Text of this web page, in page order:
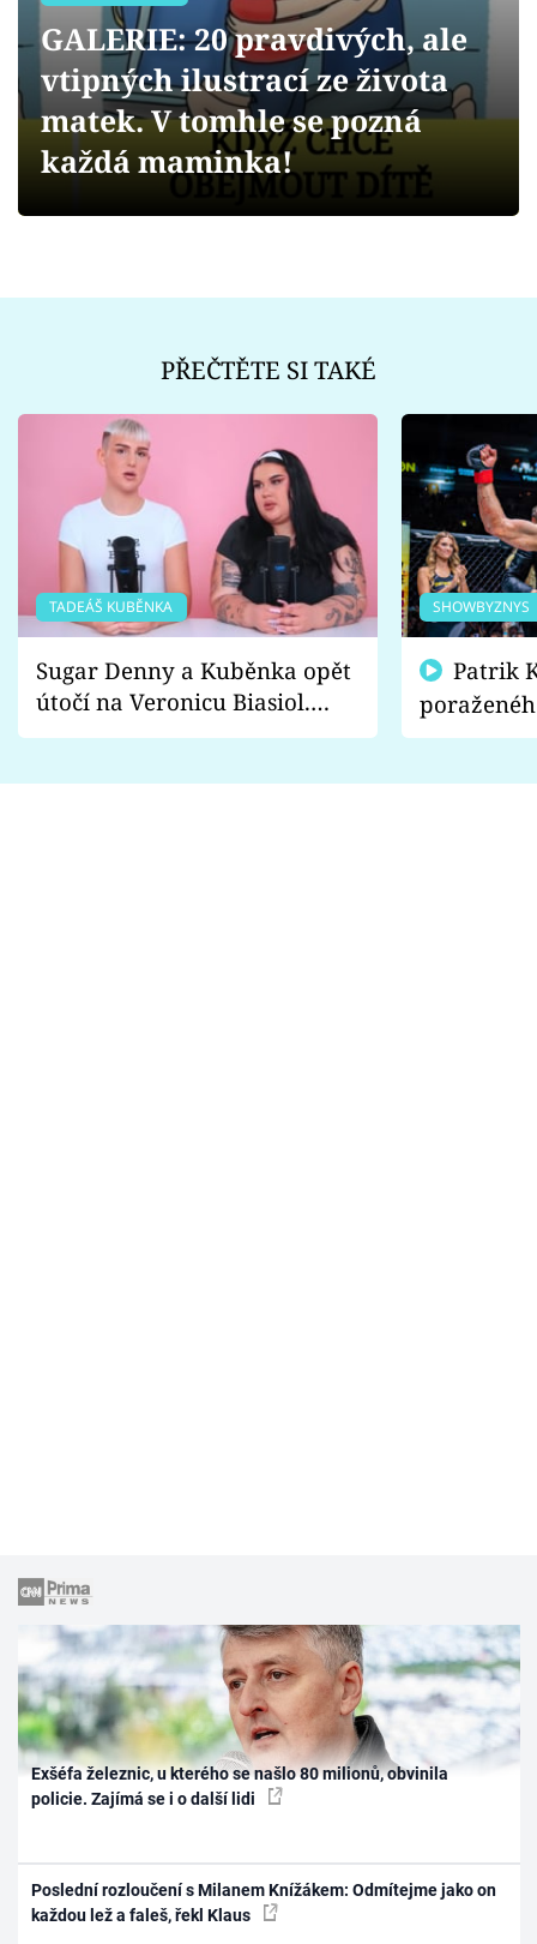
Videa
Sledujte prima+
GALERIE: 20 pravdivých, ale
vtipných ilustrací ze života
matek. V tomhle se pozná
každá maminka!
PŘEČTĚTE SI TAKÉ
TADEÁŠ KUBĚNKA
Sugar Denny a Kuběnka opět
útočí na Veronicu Biasiol.
Proč je podle nich falešná a
SHOWBYZNYS
fanoušci
Exšéfa železnic, u kterého se našlo 80 milionů, obvinila
policie. Zajímá se i o další lidi
Poslední rozloučení s Milanem Knížákem: Odmítejme jako on
každou lež a faleš, řekl Klaus